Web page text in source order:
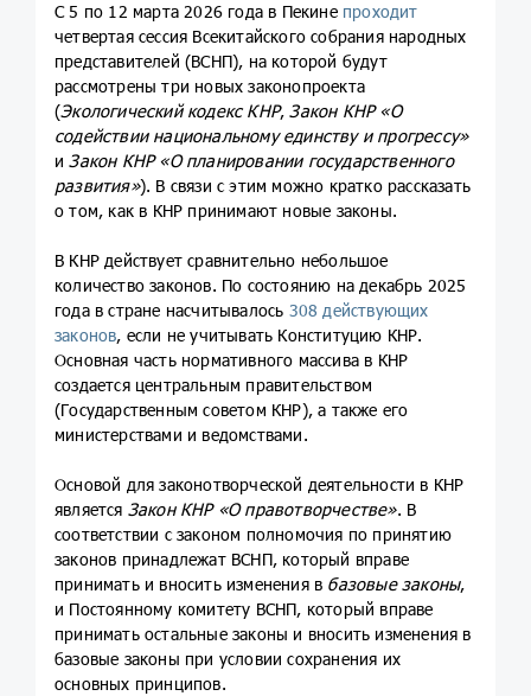
С 5 по 12 марта 2026 года в Пекине проходит
четвертая сессия Всекитайского собрания народных
представителей (ВСНП), на которой будут
рассмотрены три новых законопроекта
(Экологический кодекс КНР,Закон КНР «О
содействии национальному единству и прогрессу»
иЗакон КНР «О планировании государственного
развития»). В связи с этим можно кратко рассказать
о том, как в КНР принимают новые законы.
В КНР действует сравнительно небольшое
количество законов. По состоянию на декабрь 2025
года в стране насчитывалось 308 действующих
законов, если не учитывать Конституцию КНР.
Основная часть нормативного массива в КНР
создается центральным правительством
(Государственным советом КНР), а также его
министерствами и ведомствами.
Основой для законотворческой деятельности в КНР
является Закон КНР «О правотворчестве». В
соответствии с законом полномочия по принятию
законов принадлежат ВСНП, который вправе
принимать и вносить изменения в базовые законы,
и Постоянному комитету ВСНП, который вправе
принимать остальные законы и вносить изменения в
базовые законы при условии сохранения их
основных принципов.